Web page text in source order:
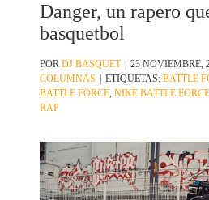
Danger, un rapero
basquetbol
PORDJ BASQUET 23 NOVIEMBRE,
COLUMNAS
ETIQUETAS:BATTLE
BATTLE FORCE,NIKE BATTLE
RAP